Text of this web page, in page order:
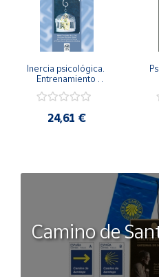
Inercia psicológica.
Entrenamiento
Igualdad de Género.
24,61 €
Camino de